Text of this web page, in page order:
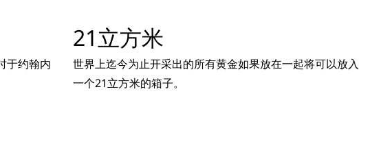
于约翰内
21立方米
世界上迄今为止开采出的所有黄金如果放在一起将可以放入
一个21立方米的箱子。